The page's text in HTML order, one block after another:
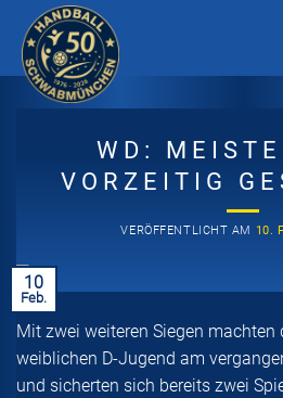
Inhalt
springen
WD:
VORZEITIG
VERÖFFENTLICHT AM 10.
10
Feb.
Mit zwei weiteren Siegen machten
weiblichen D-Jugend am
und sicherten sich bereits zwei